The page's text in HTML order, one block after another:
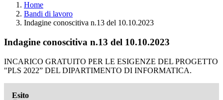
Home
Bandi di lavoro
Indagine conoscitiva n.13 del 10.10.2023
Indagine conoscitiva n.13 del 10.10.2023
INCARICO GRATUITO PER LE ESIGENZE DEL PROGETTO
"PLS 2022” DEL DIPARTIMENTO DI INFORMATICA.
Esito